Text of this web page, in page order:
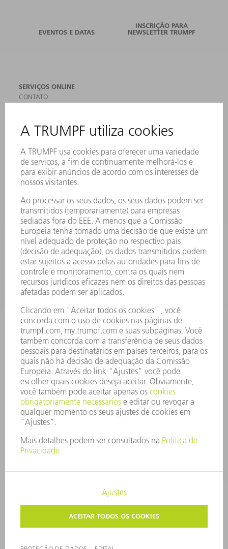
EVENTOS E DATAS
INSCRIÇÃO PARA
NEWSLETTER TRUMPF
SERVIÇOS ONLINE
CONTATO
ASSINATURA DA NEWSLETTER
MYTRUMPF
FICHAS DE DADOS DE SEGURANÇA
PRODUTOS
MÁQUINAS & SISTEMAS
LASER
FERRAMENTAS ELÉTRICAS
SMART FACTORY
SOFTWARE
SERVIÇOS
APLICAÇÕES
SETORES
EMPRESA
CARREIRA
OFERTAS DE EMPREGO
PERFIL DA EMPRESA
RELATÓRIO FINANCEIRO ANUAL
PRINCÍPIOS EMPRESARIAIS
COMPLIANCE
SISTEMA DE DENÚNCIAS
SEGURANÇA
COMUNICADOS À IMPRENSA
REVISTAS
SUSTENTABILIDADE
MEIO AMBIENTE E CLIMA
SOCIAL E CORPORATIVO
ADMINISTRAÇÃO EMPRESARIAL
PROTEÇÃO DE DADOS
COPYRIGHT E MARCA REGISTRADA
CONFIGURAÇÕES DE PRIVACIDADE